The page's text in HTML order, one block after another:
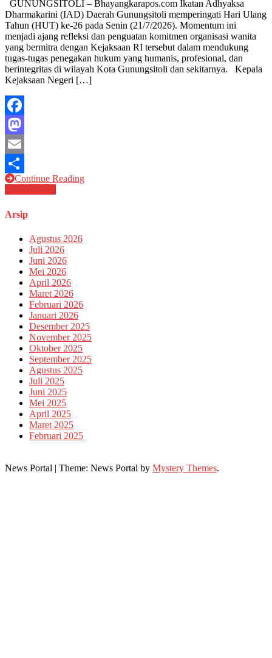
IAD
ke
–
26
:
Kajari
GUNUNGSITOLI – Bhayangkarapos.com Ikatan Adhyaksa
Dharmakarini (IAD) Daerah Gunungsitoli memperingati Hari Ulang
Tahun (HUT) ke-26 pada Senin (21/7/2026). Momentum ini
menjadi ajang refleksi dan penguatan komitmen organisasi wanita
yang bermitra dengan Kejaksaan RI tersebut dalam mendukung
tugas-tugas penegakan hukum yang humanis, profesional, dan
berintegritas di wilayah Kota Gunungsitoli dan sekitarnya. Kepala
Kejaksaan Negeri […]
Facebook
Mastodon
Email
ShareContinue Reading
Navigasi
pos
Arsip
Agustus 2026
Juli 2026
Juni 2026
Mei 2026
April 2026
Maret 2026
Februari 2026
Januari 2026
Desember 2025
November 2025
Oktober 2025
September 2025
Agustus 2025
Juli 2025
Juni 2025
Mei 2025
April 2025
Maret 2025
Februari 2025
News Portal | Theme: News Portal by Mystery Themes.